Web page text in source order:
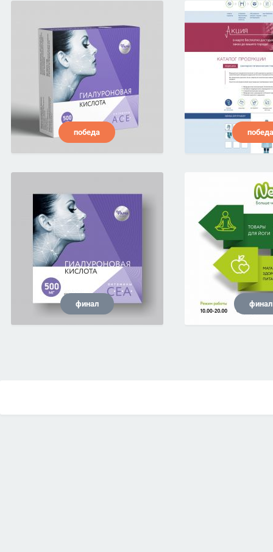
победа победа
финал финал